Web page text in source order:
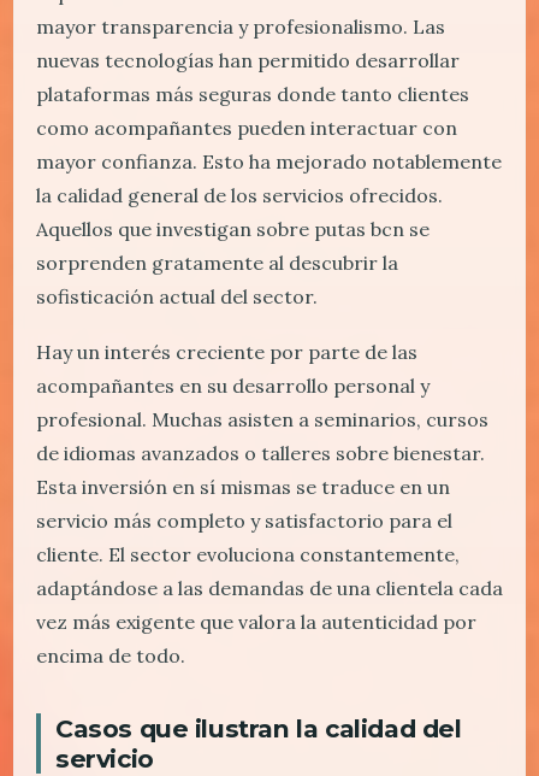
mayor transparencia y profesionalismo. Las
nuevas tecnologías han permitido desarrollar
plataformas más seguras donde tanto clientes
como acompañantes pueden interactuar con
mayor confianza. Esto ha mejorado notablemente
la calidad general de los servicios ofrecidos.
Aquellos que investigan sobre putas bcn se
sorprenden gratamente al descubrir la
sofisticación actual del sector.
Hay un interés creciente por parte de las
acompañantes en su desarrollo personal y
profesional. Muchas asisten a seminarios, cursos
de idiomas avanzados o talleres sobre bienestar.
Esta inversión en sí mismas se traduce en un
servicio más completo y satisfactorio para el
cliente. El sector evoluciona constantemente,
adaptándose a las demandas de una clientela cada
vez más exigente que valora la autenticidad por
encima de todo.
Casos que ilustran la calidad del
servicio